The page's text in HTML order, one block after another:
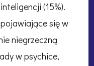
(15%).
się w
niegrzeczną
w psychice,